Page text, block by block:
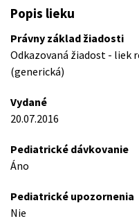
Popis lieku
Právny základ žiadosti
Odkazovaná žiadost - liek
(generická)
Vydané
20.07.2016
Pediatrické dávkovanie
Áno
Pediatrické upozornenia
Nie